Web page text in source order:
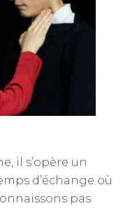
il s’opère un
d’échange où
pas